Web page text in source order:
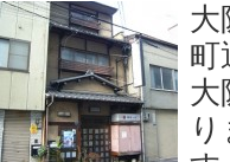
大
町
大